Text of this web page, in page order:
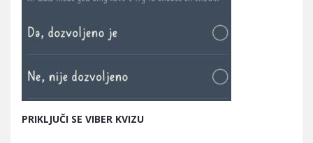
PRIKLJUČI SE VIBER KVIZU